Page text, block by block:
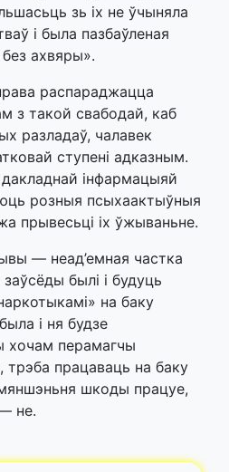
зь іх не ўчыняла
і была пазбаўленая
ахвяры».
распараджацца
з такой свабодай, каб
разладаў, чалавек
ступені адказным.
інфармацыяй
розныя псыхаактыўныя
прывесьці іх ўжываньне.
— неад’емная частка
былі і будуць
на баку
і ня будзе
хочам перамагчы
трэба працаваць на баку
шкоды працуе,
не.